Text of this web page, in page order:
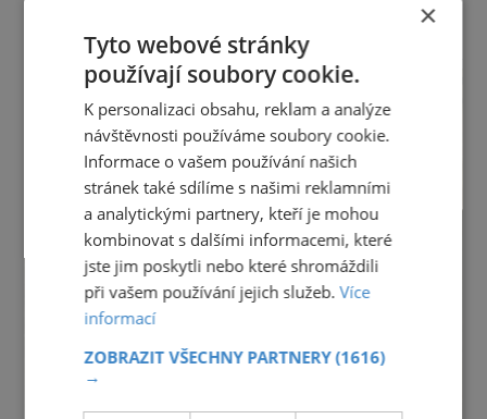
reklama
×
Tyto webové stránky
používají soubory cookie.
K personalizaci obsahu, reklam a analýze
návštěvnosti používáme soubory cookie.
Informace o vašem používání našich
stránek také sdílíme s našimi reklamními
a analytickými partnery, kteří je mohou
kombinovat s dalšími informacemi, které
jste jim poskytli nebo které shromáždili
při vašem používání jejich služeb.Více
informací
ZOBRAZIT VŠECHNY PARTNERY(1616)
→